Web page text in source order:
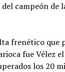
campeón de
frenético que
fue Vélez
los 20